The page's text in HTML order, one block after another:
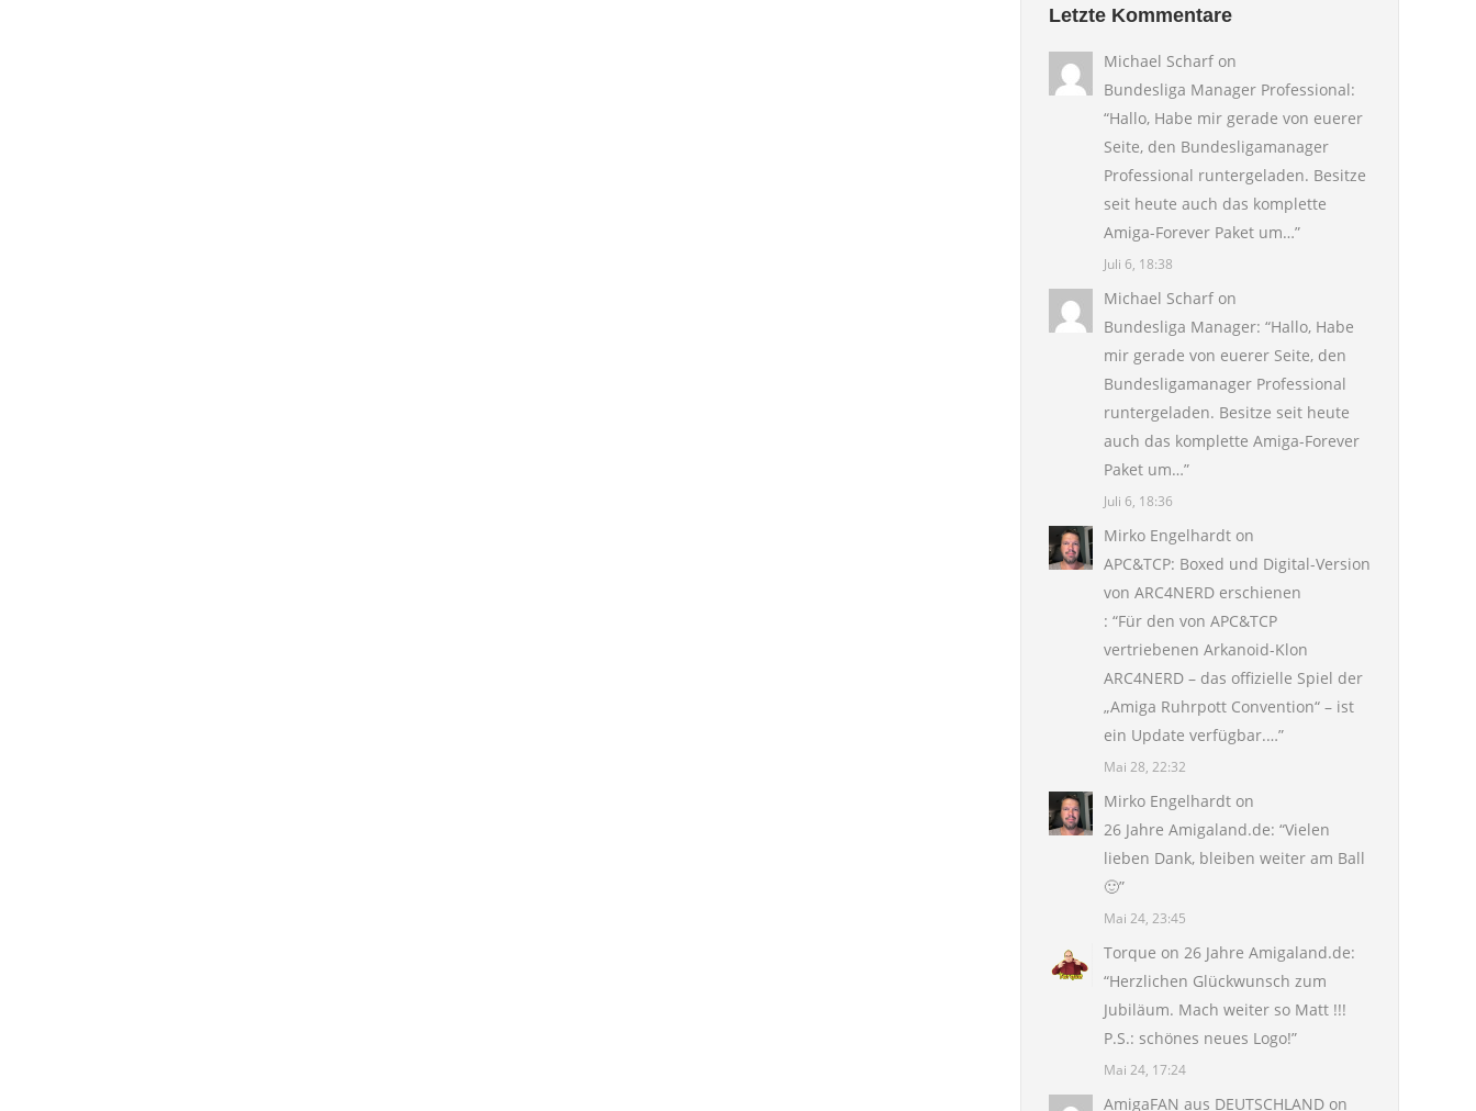
Letzte Kommentare
Michael Scharf on
Bundesliga Manager Professional:
“Hallo, Habe mir gerade von euerer
Seite, den Bundesligamanager
Professional runtergeladen. Besitze
seit heute auch das komplette
Amiga-Forever Paket um…”
Juli 6, 18:38
Michael Scharf on
Bundesliga Manager: “Hallo, Habe
mir gerade von euerer Seite, den
Bundesligamanager Professional
runtergeladen. Besitze seit heute
auch das komplette Amiga-Forever
Paket um…”
Juli 6, 18:36
Mirko Engelhardt on
APC&TCP: Boxed und Digital-Version
von ARC4NERD erschienen
: “Für den von APC&TCP
vertriebenen Arkanoid-Klon
ARC4NERD – das offizielle Spiel der
„Amiga Ruhrpott Convention“ – ist
ein Update verfügbar.…”
Mai 28, 22:32
Mirko Engelhardt on
26 Jahre Amigaland.de: “Vielen
lieben Dank, bleiben weiter am Ball
🙂”
Mai 24, 23:45
Torque on 26 Jahre Amigaland.de:
“Herzlichen Glückwunsch zum
Jubiläum. Mach weiter so Matt !!!
P.S.: schönes neues Logo!”
Mai 24, 17:24
AmigaFAN aus DEUTSCHLAND on